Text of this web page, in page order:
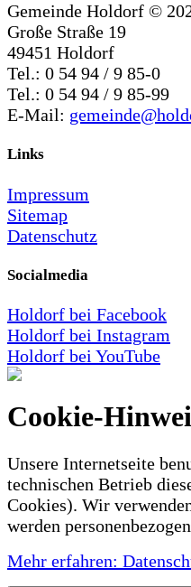
Gemeinde Holdorf ©
Große Straße 19
49451 Holdorf
Tel.: 0 54 94 / 9 85-0
Tel.: 0 54 94 / 9 85-99
E-Mail:
Links
Impressum
Sitemap
Datenschutz
Socialmedia
Holdorf bei Facebook
Holdorf bei Instagram
Holdorf bei YouTube
Cookie-
Unsere Internetseite
technischen Betrieb
Cookies). Wir
werden
Mehr erfahren: